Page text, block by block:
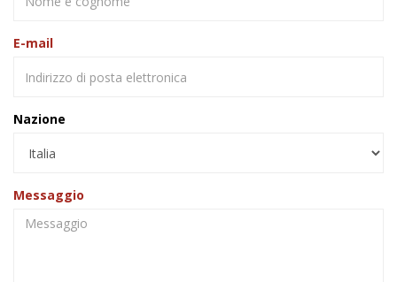
E-mail
Nazione
Messaggio